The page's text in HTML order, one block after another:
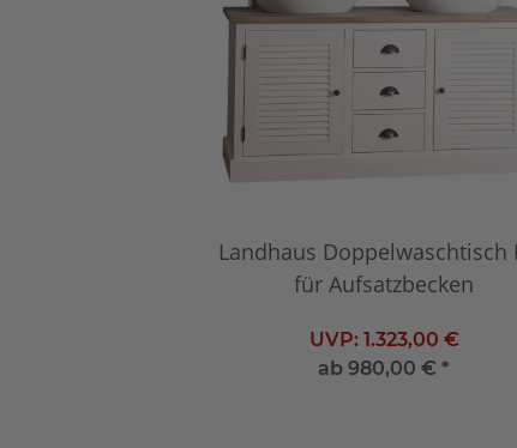
Landhaus Doppelwaschtisch
für Aufsatzbecken
UVP: 1.323,00 €
ab 980,00 € *